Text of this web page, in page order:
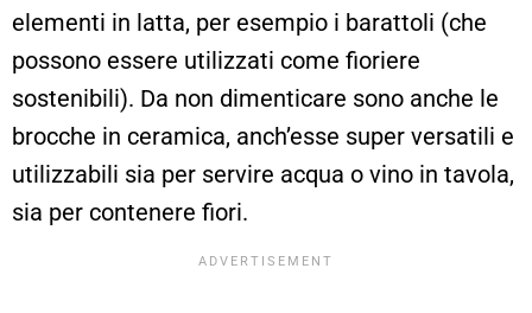
elementi in latta, per esempio i barattoli (che
possono essere utilizzati come fioriere
sostenibili). Da non dimenticare sono anche le
brocche in ceramica, anch’esse super versatili e
utilizzabili sia per servire acqua o vino in tavola,
sia per contenere fiori.